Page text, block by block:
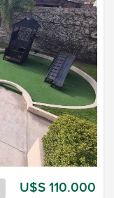
U$S 110.000